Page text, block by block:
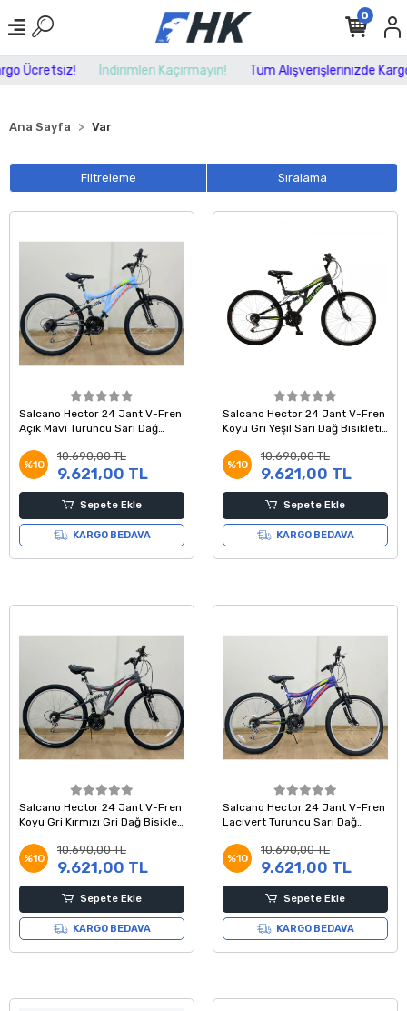
Ücretsiz! İndirimleri Kaçırmayın! Tüm Alışverişlerinizde Kargo
0
Ana Sayfa Var
Filtreleme Sıralama
Salcano Hector 24 Jant V-Fren
Açık Mavi Turuncu Sarı Dağ
%10
10.690,00 TL
9.621,00 TL
Sepete Ekle
KARGO BEDAVA
Salcano Hector 24 Jant V-Fren
Koyu Gri Yeşil Sarı Dağ Bisikleti
%10
10.690,00 TL
9.621,00 TL
Sepete Ekle
KARGO BEDAVA
Salcano Hector 24 Jant V-Fren
Koyu Gri Kırmızı Gri Dağ Bisikleti
%10
10.690,00 TL
9.621,00 TL
Sepete Ekle
KARGO BEDAVA
Salcano Hector 24 Jant V-Fren
Lacivert Turuncu Sarı Dağ
%10
10.690,00 TL
9.621,00 TL
Sepete Ekle
KARGO BEDAVA